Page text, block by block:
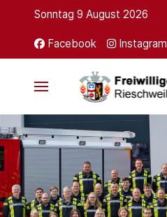
Sonntag 9 August 2026
Facebook Instagram